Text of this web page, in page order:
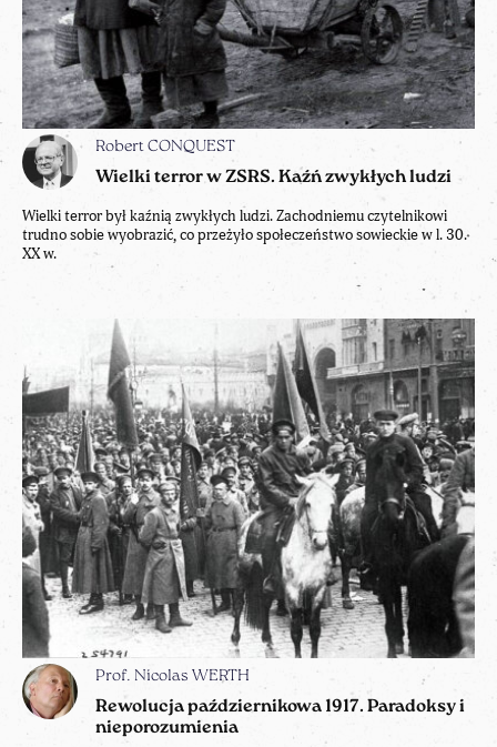
Robert CONQUEST
Wielki terror w ZSRS. Kaźń zwykłych ludzi
Wielki terror był kaźnią zwykłych ludzi. Zachodniemu czytelnikowi
trudno sobie wyobrazić, co przeżyło społeczeństwo sowieckie w l. 30.
XX w.
Prof. Nicolas WERTH
Rewolucja październikowa 1917. Paradoksy i
nieporozumienia